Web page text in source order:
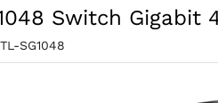
Switch Gigabit
TL-SG1048